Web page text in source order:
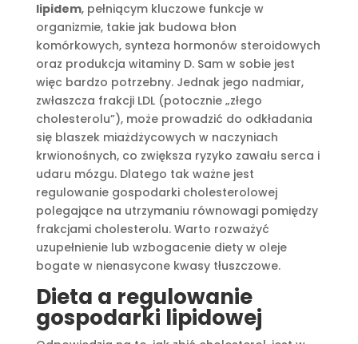
lipidem, pełniącym kluczowe funkcje w
organizmie, takie jak budowa błon
komórkowych, synteza hormonów steroidowych
oraz produkcja witaminy D. Sam w sobie jest
więc bardzo potrzebny. Jednak jego nadmiar,
zwłaszcza frakcji LDL (potocznie „złego
cholesterolu”), może prowadzić do odkładania
się blaszek miażdżycowych w naczyniach
krwionośnych, co zwiększa ryzyko zawału serca i
udaru mózgu. Dlatego tak ważne jest
regulowanie gospodarki cholesterolowej
polegające na utrzymaniu równowagi pomiędzy
frakcjami cholesterolu. Warto rozważyć
uzupełnienie lub wzbogacenie diety w oleje
bogate w nienasycone kwasy tłuszczowe.
Dieta a regulowanie
gospodarki lipidowej